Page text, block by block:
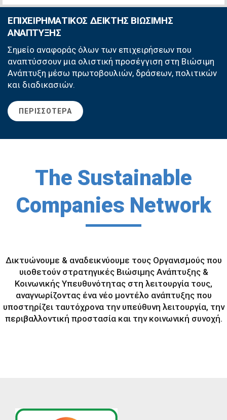
ΕΠΙΧΕΙΡΗΜΑΤΙΚΟΣ ΔΕΙΚΤΗΣ ΒΙΩΣΙΜΗΣ
ΑΝΑΠΤΥΞΗΣ
Σημείο αναφοράς όλων των επιχειρήσεων που
αναπτύσσουν μια ολιστική προσέγγιση στη Βιώσιμη
Ανάπτυξη μέσω πρωτοβουλιών, δράσεων, πολιτικών
και διαδικασιών.
ΠΕΡΙΣΣΟΤΕΡΑ
The Sustainable
Companies Network
Δικτυώνουμε & αναδεικνύουμε τους Οργανισμούς που
υιοθετούν στρατηγικές Βιώσιμης Ανάπτυξης &
Κοινωνικής Υπευθυνότητας στη λειτουργία τους,
αναγνωρίζοντας ένα νέο μοντέλο ανάπτυξης που
υποστηρίζει ταυτόχρονα την υπεύθυνη λειτουργία, την
περιβαλλοντική προστασία και την κοινωνική συνοχή.